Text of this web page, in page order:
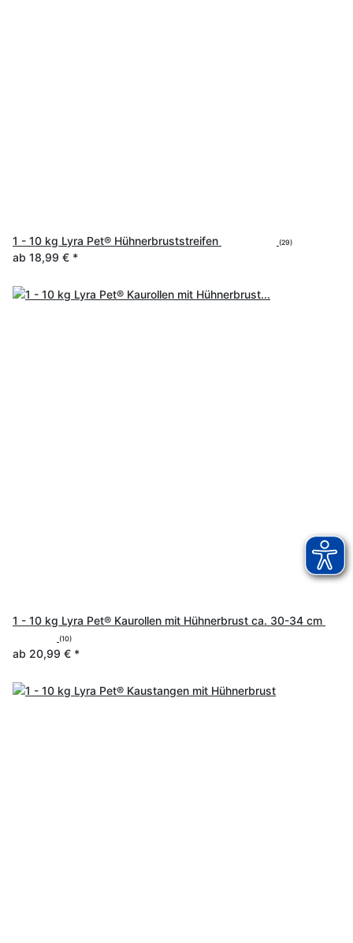
1 - 10 kg Lyra Pet® Hühnerbruststreifen (29)
ab 18,99 € *
1 - 10 kg Lyra Pet® Kaurollen mit Hühnerbrust ca. 30-34 cm
(10)
ab 20,99 € *